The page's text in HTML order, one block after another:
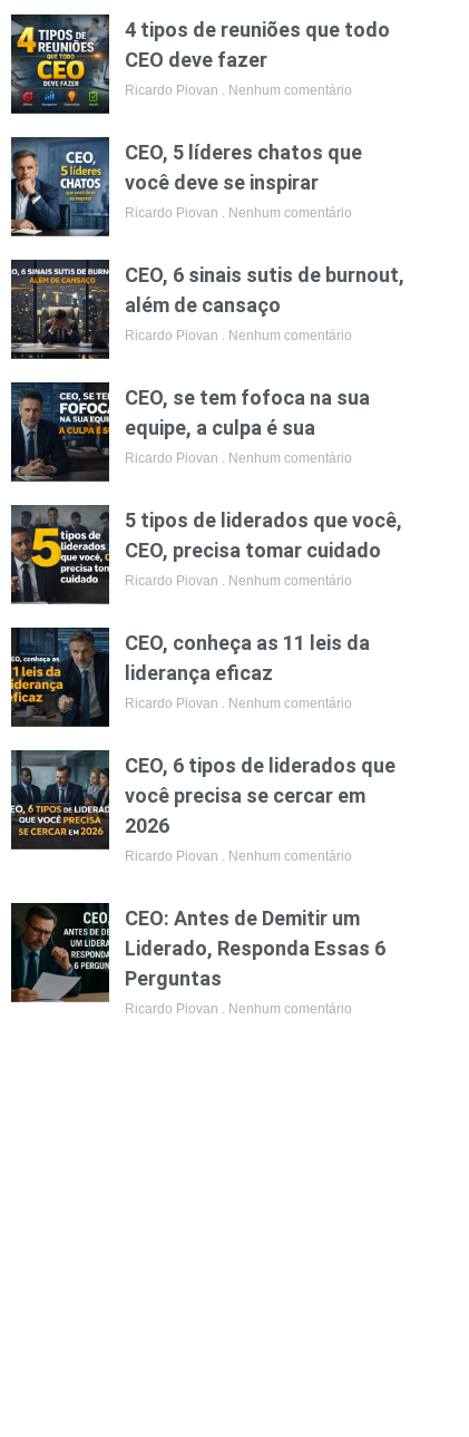
4 tipos de reuniões que todo
CEO deve fazer
Ricardo Piovan Nenhum comentário
CEO, 5 líderes chatos que
você deve se inspirar
Ricardo Piovan Nenhum comentário
CEO, 6 sinais sutis de burnout,
além de cansaço
Ricardo Piovan Nenhum comentário
CEO, se tem fofoca na sua
equipe, a culpa é sua
Ricardo Piovan Nenhum comentário
5 tipos de liderados que você,
CEO, precisa tomar cuidado
Ricardo Piovan Nenhum comentário
CEO, conheça as 11 leis da
liderança eficaz
Ricardo Piovan Nenhum comentário
CEO, 6 tipos de liderados que
você precisa se cercar em
2026
Ricardo Piovan Nenhum comentário
CEO: Antes de Demitir um
Liderado, Responda Essas 6
Perguntas
Ricardo Piovan Nenhum comentário